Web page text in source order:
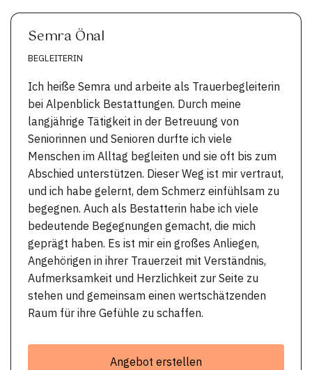
Semra Önal
BEGLEITERIN
Ich heiße Semra und arbeite als Trauerbegleiterin
bei Alpenblick Bestattungen. Durch meine
langjährige Tätigkeit in der Betreuung von
Seniorinnen und Senioren durfte ich viele
Menschen im Alltag begleiten und sie oft bis zum
Abschied unterstützen. Dieser Weg ist mir vertraut,
und ich habe gelernt, dem Schmerz einfühlsam zu
begegnen. Auch als Bestatterin habe ich viele
bedeutende Begegnungen gemacht, die mich
geprägt haben. Es ist mir ein großes Anliegen,
Angehörigen in ihrer Trauerzeit mit Verständnis,
Aufmerksamkeit und Herzlichkeit zur Seite zu
stehen und gemeinsam einen wertschätzenden
Raum für ihre Gefühle zu schaffen.
Angebot erstellen